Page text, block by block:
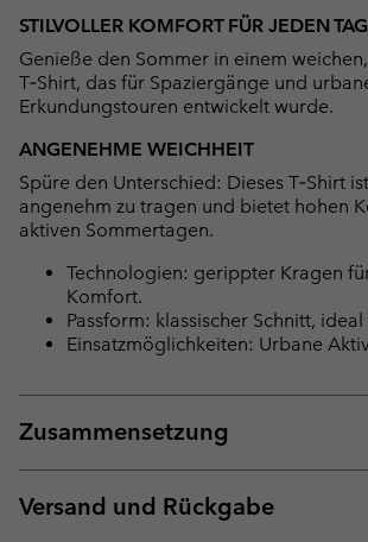
STILVOLLER KOMFORT FÜR JEDEN TAG
Genieße den Sommer in einem
T‑Shirt, das für Spaziergänge und
Erkundungstouren entwickelt wurde.
ANGENEHME WEICHHEIT
Spüre den Unterschied: Dieses T‑Shirt
angenehm zu tragen und bietet hohen
aktiven Sommertagen.
Technologien: gerippter Kragen
Komfort.
Passform: klassischer Schnitt,
Einsatzmöglichkeiten: Urbane
Zusammensetzung
Versand und Rückgabe